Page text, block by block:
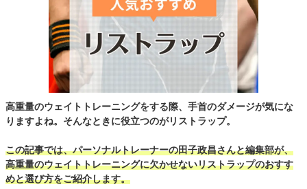
高重量のウェイトトレーニングをする際、手首のダメージが気にな
りますよね。そんなときに役立つのがリストラップ。
この記事では、パーソナルトレーナーの田子政昌さんと編集部が、
高重量のウェイトトレーニングに欠かせないリストラップのおすす
めと選び方をご紹介します。